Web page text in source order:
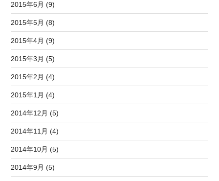
2015年6月 (9)
2015年5月 (8)
2015年4月 (9)
2015年3月 (5)
2015年2月 (4)
2015年1月 (4)
2014年12月 (5)
2014年11月 (4)
2014年10月 (5)
2014年9月 (5)